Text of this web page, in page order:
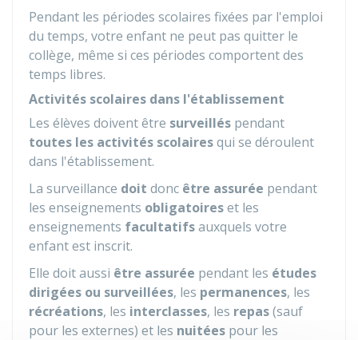
Pendant les périodes scolaires fixées par l'emploi
du temps, votre enfant ne peut pas quitter le
collège, même si ces périodes comportent des
temps libres.
Activités scolaires dans l'établissement
Les élèves doivent être surveillés pendant
toutes les activités scolairesqui se déroulent
dans l'établissement.
La surveillance doit donc être assurée pendant
les enseignements obligatoireset les
enseignements facultatifsauxquels votre
enfant est inscrit.
Elle doit aussi être assurée pendant les études
dirigées ou surveillées, les permanences, les
récréations, les interclasses, les repas(sauf
pour les externes) et les nuitées pour les